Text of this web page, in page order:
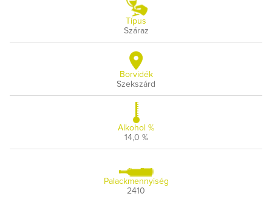
Típus
Száraz
Borvidék
Szekszárd
Alkohol %
14,0 %
Palackmennyiség
2410